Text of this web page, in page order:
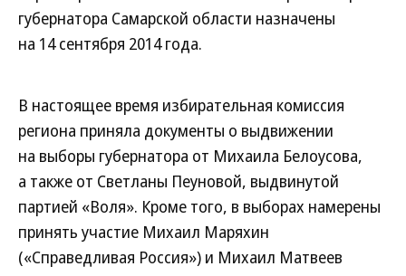
губернатора Самарской области назначены
на 14 сентября 2014 года.
В настоящее время избирательная комиссия
региона приняла документы о выдвижении
на выборы губернатора от Михаила Белоусова,
а также от Светланы Пеуновой, выдвинутой
партией «Воля». Кроме того, в выборах намерены
принять участие Михаил Маряхин
(«Справедливая Россия») и Михаил Матвеев